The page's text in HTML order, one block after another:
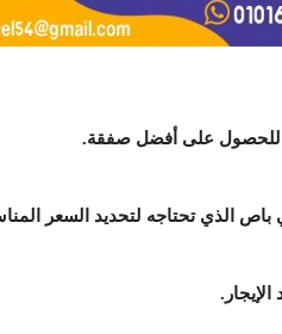
للحصول على أفضل صفقة.
باص الذي تحتاجه لتحديد السعر